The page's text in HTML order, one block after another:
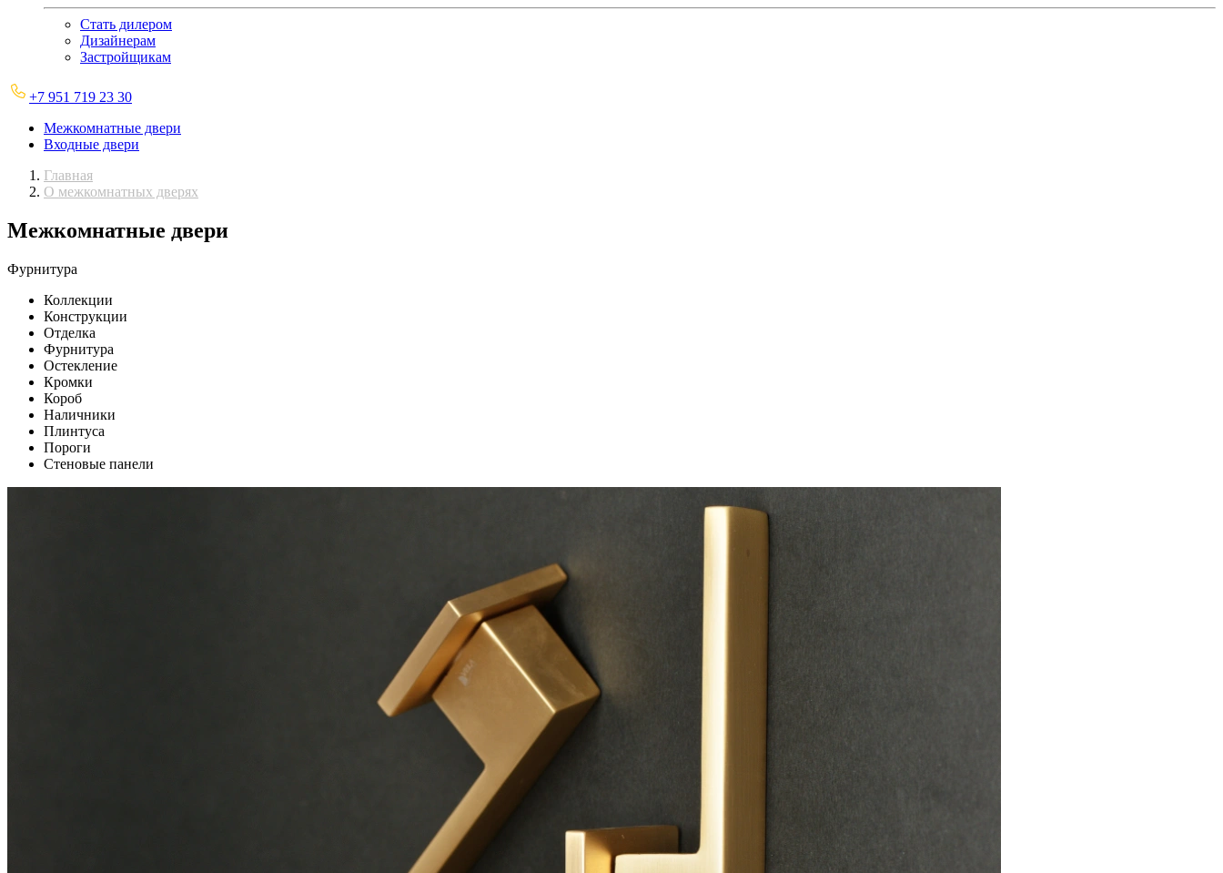
Стать дилером
Дизайнерам
Застройщикам
+7 951 719 23 30
Межкомнатные двери
Входные двери
Главная
О межкомнатных дверях
Межкомнатные двери
Фурнитура
Коллекции
Конструкции
Отделка
Фурнитура
Остекление
Кромки
Короб
Наличники
Плинтуса
Пороги
Стеновые панели